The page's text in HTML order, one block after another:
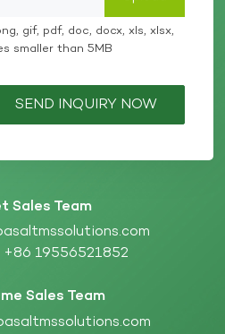
gif, pdf, doc, docx, xls, xlsx,
smaller than 5MB
SEND INQUIRY NOW
Sales Team
+86 19556521852
Sales Team